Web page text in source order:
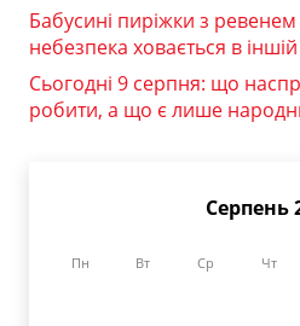
Бабусині пиріжки з
небезпека ховається в
Сьогодні 9 серпня: що
робити, а що є лише
Серпень
Пн Вт Ср Чт